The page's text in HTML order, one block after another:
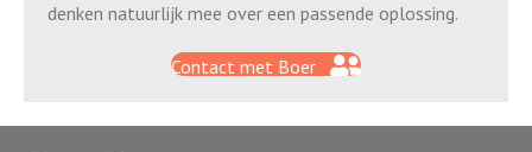
denken natuurlijk mee over een passende oplossing.
Contact met Boer